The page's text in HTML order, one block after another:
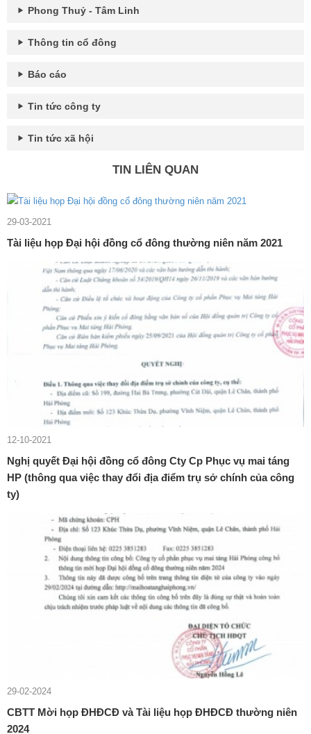
Phong Thuỷ - Tâm Linh
Thông tin cổ đông
Báo cáo
Tin tức công ty
Tin tức xã hội
TIN LIÊN QUAN
29-03-2021
Tài liệu họp Đại hội đồng cổ đông thường niên năm 2021
12-10-2021
Nghị quyết Đại hội đồng cổ đông Cty Cp Phục vụ mai táng
HP (thông qua việc thay đổi địa điểm trụ sở chính của công
ty)
29-02-2024
CBTT Mời họp ĐHĐCĐ và Tài liệu họp ĐHĐCĐ thường niên
2024